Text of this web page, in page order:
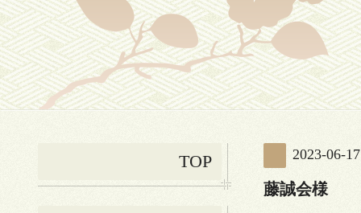
TOP 2023-06-
藤誠会様